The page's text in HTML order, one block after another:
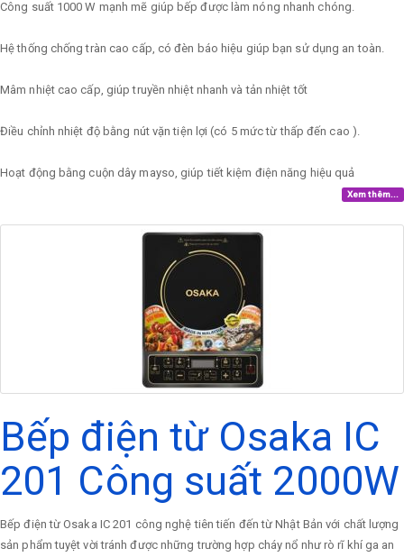
Công suất 1000 W mạnh mẽ giúp bếp được làm nóng nhanh chóng.
Hệ thống chống tràn cao cấp, có đèn báo hiệu giúp bạn sử dụng an toàn.
Mâm nhiệt cao cấp, giúp truyền nhiệt nhanh và tản nhiệt tốt
Điều chỉnh nhiệt độ bằng nút vặn tiện lợi (có 5 mức từ thấp đến cao ).
Hoạt động bằng cuộn dây mayso, giúp tiết kiệm điện năng hiệu quả
Xem thêm...
Bếp điện từ Osaka IC
201 Công suất 2000W
Bếp điện từ Osaka IC 201 công nghệ tiên tiến đến từ Nhật Bản với chất lượng
sản phẩm tuyệt vời tránh được những trường hợp cháy nổ như rò rĩ khí ga an